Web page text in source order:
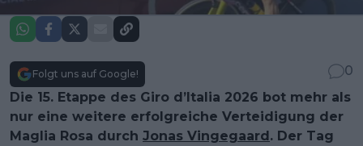
Folgt uns auf Google!
0
Die 15. Etappe des Giro d’Italia 2026 bot mehr als
nur eine weitere erfolgreiche Verteidigung der
Maglia Rosa durch Jonas Vingegaard. Der Tag